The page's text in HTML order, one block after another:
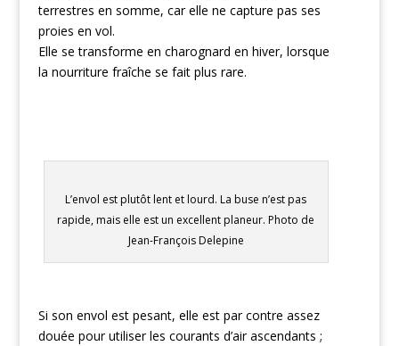
terrestres en somme, car elle ne capture pas ses
proies en vol.
Elle se transforme en charognard en hiver, lorsque
la nourriture fraîche se fait plus rare.
L’envol est plutôt lent et lourd. La buse n’est pas
rapide, mais elle est un excellent planeur. Photo de
Jean-François Delepine
Si son envol est pesant, elle est par contre assez
douée pour utiliser les courants d’air ascendants ;